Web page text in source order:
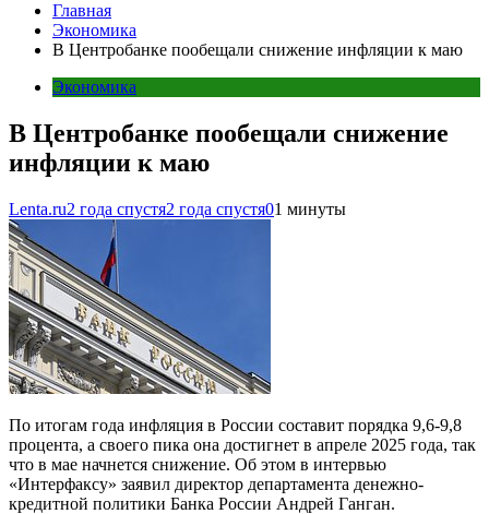
Главная
Экономика
В Центробанке пообещали снижение инфляции к маю
Экономика
В Центробанке пообещали снижение
инфляции к маю
Lenta.ru2 года спустя2 года спустя01 минуты
По итогам года инфляция в России составит порядка 9,6-9,8
процента, а своего пика она достигнет в апреле 2025 года, так
что в мае начнется снижение. Об этом в интервью
«Интерфаксу» заявил директор департамента денежно-
кредитной политики Банка России Андрей Ганган.